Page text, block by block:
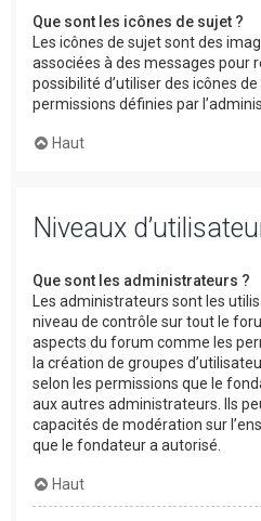
Que sont les icônes de sujet ?
Les icônes de sujet sont des
associées à des messages pour
possibilité d’utiliser des icônes
permissions définies par
Haut
Niveaux
Que sont les administrateurs ?
Les administrateurs sont les
niveau de contrôle sur tout le
aspects du forum comme les
la création de groupes
selon les permissions que le
aux autres administrateurs. Ils
capacités de modération sur
que le fondateur a autorisé.
Haut